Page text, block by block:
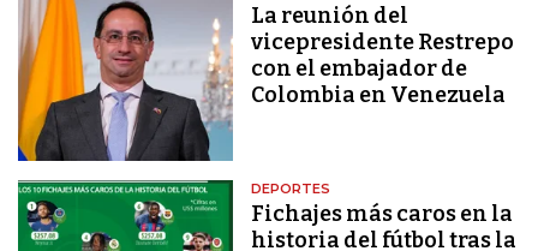
La reunión del
vicepresidente Restrepo
con el embajador de
Colombia en Venezuela
DEPORTES
Fichajes más caros en la
historia del fútbol tras la